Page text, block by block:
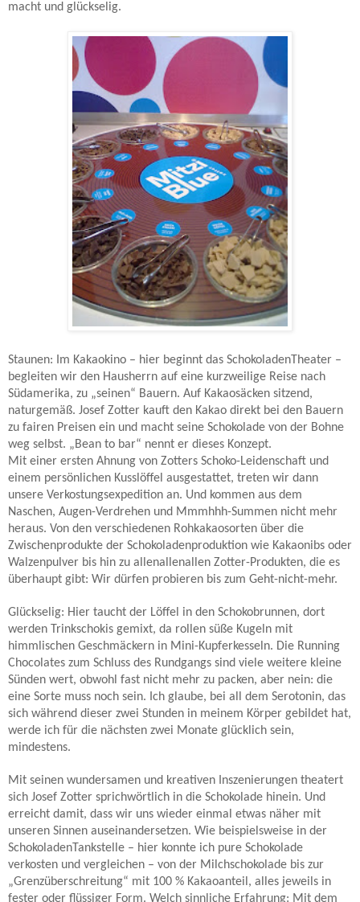
macht und glückselig.
Staunen: Im Kakaokino – hier beginnt das SchokoladenTheater –
begleiten wir den Hausherrn auf eine kurzweilige Reise nach
Südamerika, zu „seinen“ Bauern. Auf Kakaosäcken sitzend,
naturgemäß. Josef Zotter kauft den Kakao direkt bei den Bauern
zu fairen Preisen ein und macht seine Schokolade von der Bohne
weg selbst. „Bean to bar“ nennt er dieses Konzept.
Mit einer ersten Ahnung von Zotters Schoko-Leidenschaft und
einem persönlichen Kusslöffel ausgestattet, treten wir dann
unsere Verkostungsexpedition an. Und kommen aus dem
Naschen, Augen-Verdrehen und Mmmhhh-Summen nicht mehr
heraus. Von den verschiedenen Rohkakaosorten über die
Zwischenprodukte der Schokoladenproduktion wie Kakaonibs oder
Walzenpulver bis hin zu allenallenallen Zotter-Produkten, die es
überhaupt gibt: Wir dürfen probieren bis zum Geht-nicht-mehr.
Glückselig: Hier taucht der Löffel in den Schokobrunnen, dort
werden Trinkschokis gemixt, da rollen süße Kugeln mit
himmlischen Geschmäckern in Mini-Kupferkesseln. Die Running
Chocolates zum Schluss des Rundgangs sind viele weitere kleine
Sünden wert, obwohl fast nicht mehr zu packen, aber nein: die
eine Sorte muss noch sein. Ich glaube, bei all dem Serotonin, das
sich während dieser zwei Stunden in meinem Körper gebildet hat,
werde ich für die nächsten zwei Monate glücklich sein,
mindestens.
Mit seinen wundersamen und kreativen Inszenierungen theatert
sich Josef Zotter sprichwörtlich in die Schokolade hinein. Und
erreicht damit, dass wir uns wieder einmal etwas näher mit
unseren Sinnen auseinandersetzen. Wie beispielsweise in der
SchokoladenTankstelle – hier konnte ich pure Schokolade
verkosten und vergleichen – von der Milchschokolade bis zur
„Grenzüberschreitung“ mit 100 % Kakaoanteil, alles jeweils in
fester oder flüssiger Form. Welch sinnliche Erfahrung: Mit dem